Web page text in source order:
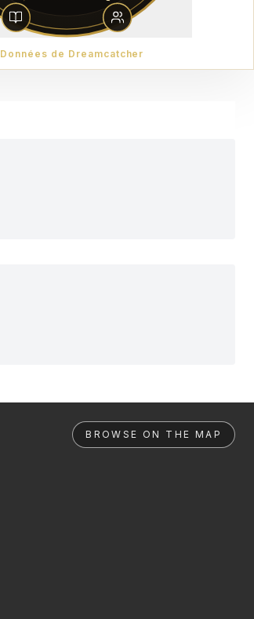
Données de Dreamcatcher
BROWSE ON THE MAP